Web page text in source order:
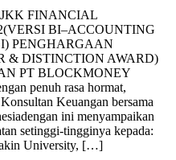
FINANCIAL
BI–ACCOUNTING
PENGHARGAAN
& DISTINCTION AWARD)
PT BLOCKMONEY
penuh rasa hormat,
Keuangan bersama
ini menyampaikan
setinggi-tingginya kepada:
University, […]